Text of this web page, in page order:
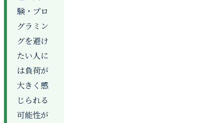
験・プロ
グラミン
グを避け
たい人に
は負荷が
大きく感
じられる
可能性が